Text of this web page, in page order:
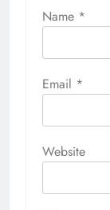
Name *
Email *
Website